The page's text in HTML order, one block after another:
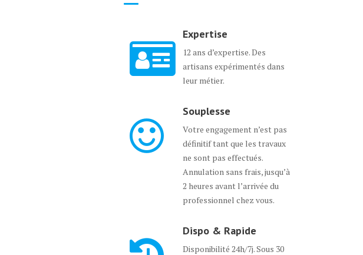
Expertise
12 ans d’expertise. Des
artisans expérimentés dans
leur métier.
Souplesse
Votre engagement n’est pas
définitif tant que les travaux
ne sont pas effectués.
Annulation sans frais, jusqu’à
2 heures avant l’arrivée du
professionnel chez vous.
Dispo & Rapide
Disponibilité 24h/7j. Sous 30